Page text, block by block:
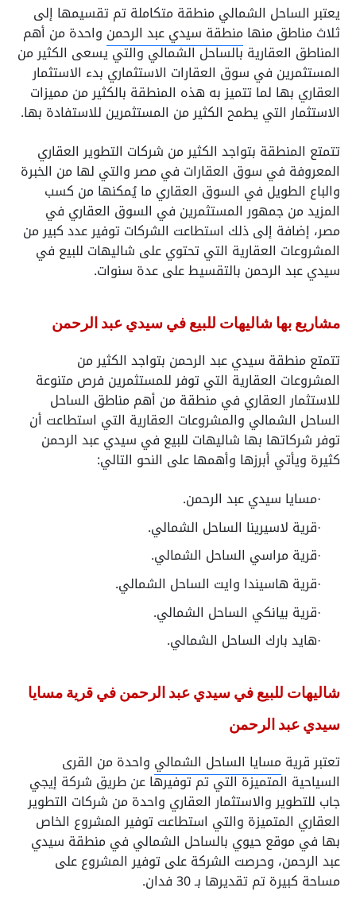
يعتبر الساحل الشمالي منطقة متكاملة تم تقسيمها إلى
ثلاث مناطق منها منطقة سيدي عبد الرحمن واحدة من أهم
المناطق العقارية بالساحل الشمالي والتي يسعى الكثير من
المستثمرين في سوق العقارات الاستثماري بدء الاستثمار
العقاري بها لما تتميز به هذه المنطقة بالكثير من مميزات
الاستثمار التي يطمح الكثير من المستثمرين للاستفادة بها.
تتمتع المنطقة بتواجد الكثير من شركات التطوير العقاري
المعروفة في سوق العقارات في مصر والتي لها من الخبرة
والباع الطويل في السوق العقاري ما يُمكنها من كسب
المزيد من جمهور المستثمرين في السوق العقاري في
مصر، إضافة إلى ذلك استطاعت الشركات توفير عدد كبير من
المشروعات العقارية التي تحتوي على شاليهات للبيع في
سيدي عبد الرحمن بالتقسيط على عدة سنوات.
مشاريع بها شاليهات للبيع في سيدي عبد الرحمن
تتمتع منطقة سيدي عبد الرحمن بتواجد الكثير من
المشروعات العقارية التي توفر للمستثمرين فرص متنوعة
للاستثمار العقاري في منطقة من أهم مناطق الساحل
الساحل الشمالي والمشروعات العقارية التي استطاعت أن
توفر شركاتها بها شاليهات للبيع في سيدي عبد الرحمن
كثيرة ويأتي أبرزها وأهمها على النحو التالي:
·مسايا سيدي عبد الرحمن.
·قرية لاسيرينا الساحل الشمالي.
·قرية مراسي الساحل الشمالي.
·قرية هاسيندا وايت الساحل الشمالي.
·قرية بيانكي الساحل الشمالي.
·هايد بارك الساحل الشمالي.
شاليهات للبيع في سيدي عبد الرحمن في قرية مسايا
سيدي عبد الرحمن
تعتبر قرية مسايا الساحل الشمالي واحدة من القرى
السياحية المتميزة التي تم توفيرها عن طريق شركة إيجي
جاب للتطوير والاستثمار العقاري واحدة من شركات التطوير
العقاري المتميزة والتي استطاعت توفير المشروع الخاص
بها في موقع حيوي بالساحل الشمالي في منطقة سيدي
عبد الرحمن، وحرصت الشركة على توفير المشروع على
مساحة كبيرة تم تقديرها بـ 30 فدان.